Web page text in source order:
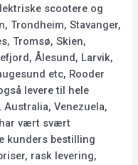
scootere og
Trondheim, Stavanger,
Tromsø, Skien,
Ålesund, Larvik,
etc, Rooder
levere til hele
Venezuela,
har vært svært
kunders bestilling
rask levering,